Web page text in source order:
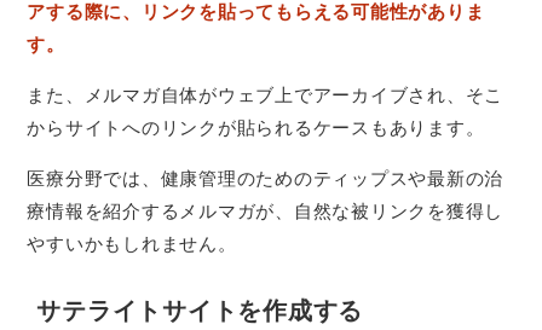
アする際に、リンクを貼ってもらえる可能性がありま
す。
また、メルマガ自体がウェブ上でアーカイブされ、そこ
からサイトへのリンクが貼られるケースもあります。
医療分野では、健康管理のためのティップスや最新の治
療情報を紹介するメルマガが、自然な被リンクを獲得し
やすいかもしれません。
サテライトサイトを作成する